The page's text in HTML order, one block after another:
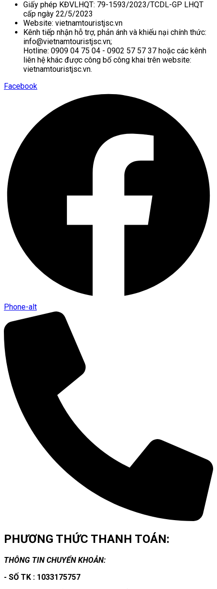
Giấy phép KĐVLHQT: 79-1593/2023/TCDL-GP LHQT
cấp ngày 22/5/2023
Website: vietnamtouristjsc.vn
Kênh tiếp nhận hỗ trợ, phản ánh và khiếu nại chính thức:
info@vietnamtouristjsc.vn;
Hotline: 0909 04 75 04 - 0902 57 57 37 hoặc các kênh
liên hệ khác được công bố công khai trên website:
vietnamtouristjsc.vn.
Facebook
Phone-alt
PHƯƠNG THỨC THANH TOÁN:
THÔNG TIN CHUYỂN KHOẢN:
- SỐ TK : 1033175757